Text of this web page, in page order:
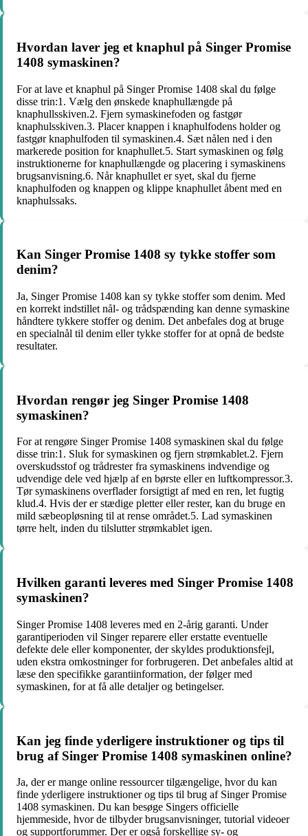
Hvordan laver jeg et knaphul på Singer Promise
1408 symaskinen?
For at lave et knaphul på Singer Promise 1408 skal du følge
disse trin:1. Vælg den ønskede knaphullængde på
knaphullsskiven.2. Fjern symaskinefoden og fastgør
knaphulsskiven.3. Placer knappen i knaphulfodens holder og
fastgør knaphulfoden til symaskinen.4. Sæt nålen ned i den
markerede position for knaphullet.5. Start symaskinen og følg
instruktionerne for knaphullængde og placering i symaskinens
brugsanvisning.6. Når knaphullet er syet, skal du fjerne
knaphulfoden og knappen og klippe knaphullet åbent med en
knaphulssaks.
Kan Singer Promise 1408 sy tykke stoffer som
denim?
Ja, Singer Promise 1408 kan sy tykke stoffer som denim. Med
en korrekt indstillet nål- og trådspænding kan denne symaskine
håndtere tykkere stoffer og denim. Det anbefales dog at bruge
en specialnål til denim eller tykke stoffer for at opnå de bedste
resultater.
Hvordan rengør jeg Singer Promise 1408
symaskinen?
For at rengøre Singer Promise 1408 symaskinen skal du følge
disse trin:1. Sluk for symaskinen og fjern strømkablet.2. Fjern
overskudsstof og trådrester fra symaskinens indvendige og
udvendige dele ved hjælp af en børste eller en luftkompressor.3.
Tør symaskinens overflader forsigtigt af med en ren, let fugtig
klud.4. Hvis der er stædige pletter eller rester, kan du bruge en
mild sæbeopløsning til at rense området.5. Lad symaskinen
tørre helt, inden du tilslutter strømkablet igen.
Hvilken garanti leveres med Singer Promise 1408
symaskinen?
Singer Promise 1408 leveres med en 2-årig garanti. Under
garantiperioden vil Singer reparere eller erstatte eventuelle
defekte dele eller komponenter, der skyldes produktionsfejl,
uden ekstra omkostninger for forbrugeren. Det anbefales altid at
læse den specifikke garantiinformation, der følger med
symaskinen, for at få alle detaljer og betingelser.
Kan jeg finde yderligere instruktioner og tips til
brug af Singer Promise 1408 symaskinen online?
Ja, der er mange online ressourcer tilgængelige, hvor du kan
finde yderligere instruktioner og tips til brug af Singer Promise
1408 symaskinen. Du kan besøge Singers officielle
hjemmeside, hvor de tilbyder brugsanvisninger, tutorial videoer
og supportforummer. Der er også forskellige sy- og